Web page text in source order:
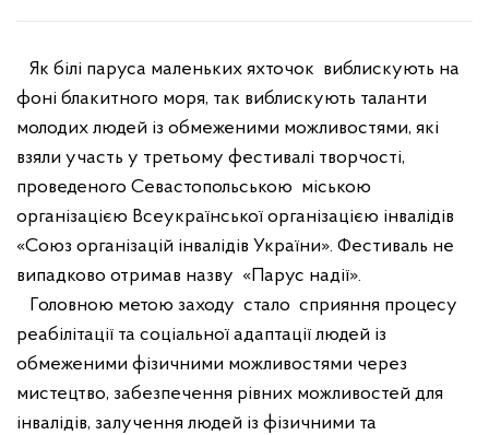
Як білі паруса маленьких яхточок виблискують на
фоні блакитного моря, так виблискують таланти
молодих людей із обмеженими можливостями, які
взяли участь у третьому фестивалі творчості,
проведеного Севастопольською міською
організацією Всеукраїнської організацією інвалідів
«Союз організацій інвалідів України». Фестиваль не
випадково отримав назву «Парус надії».
Головною метою заходу стало сприяння процесу
реабілітації та соціальної адаптації людей із
обмеженими фізичними можливостями через
мистецтво, забезпечення рівних можливостей для
інвалідів, залучення людей із фізичними та